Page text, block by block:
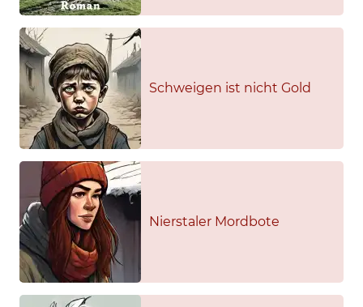
Schweigen ist nicht Gold
Nierstaler Mordbote